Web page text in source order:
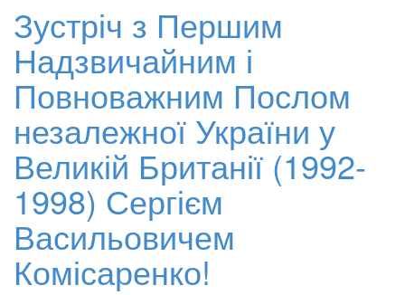
Зустріч з Першим
Надзвичайним і
Повноважним Послом
незалежної України у
Великій Британії (1992-
1998) Сергієм
Васильовичем
Комісаренко!